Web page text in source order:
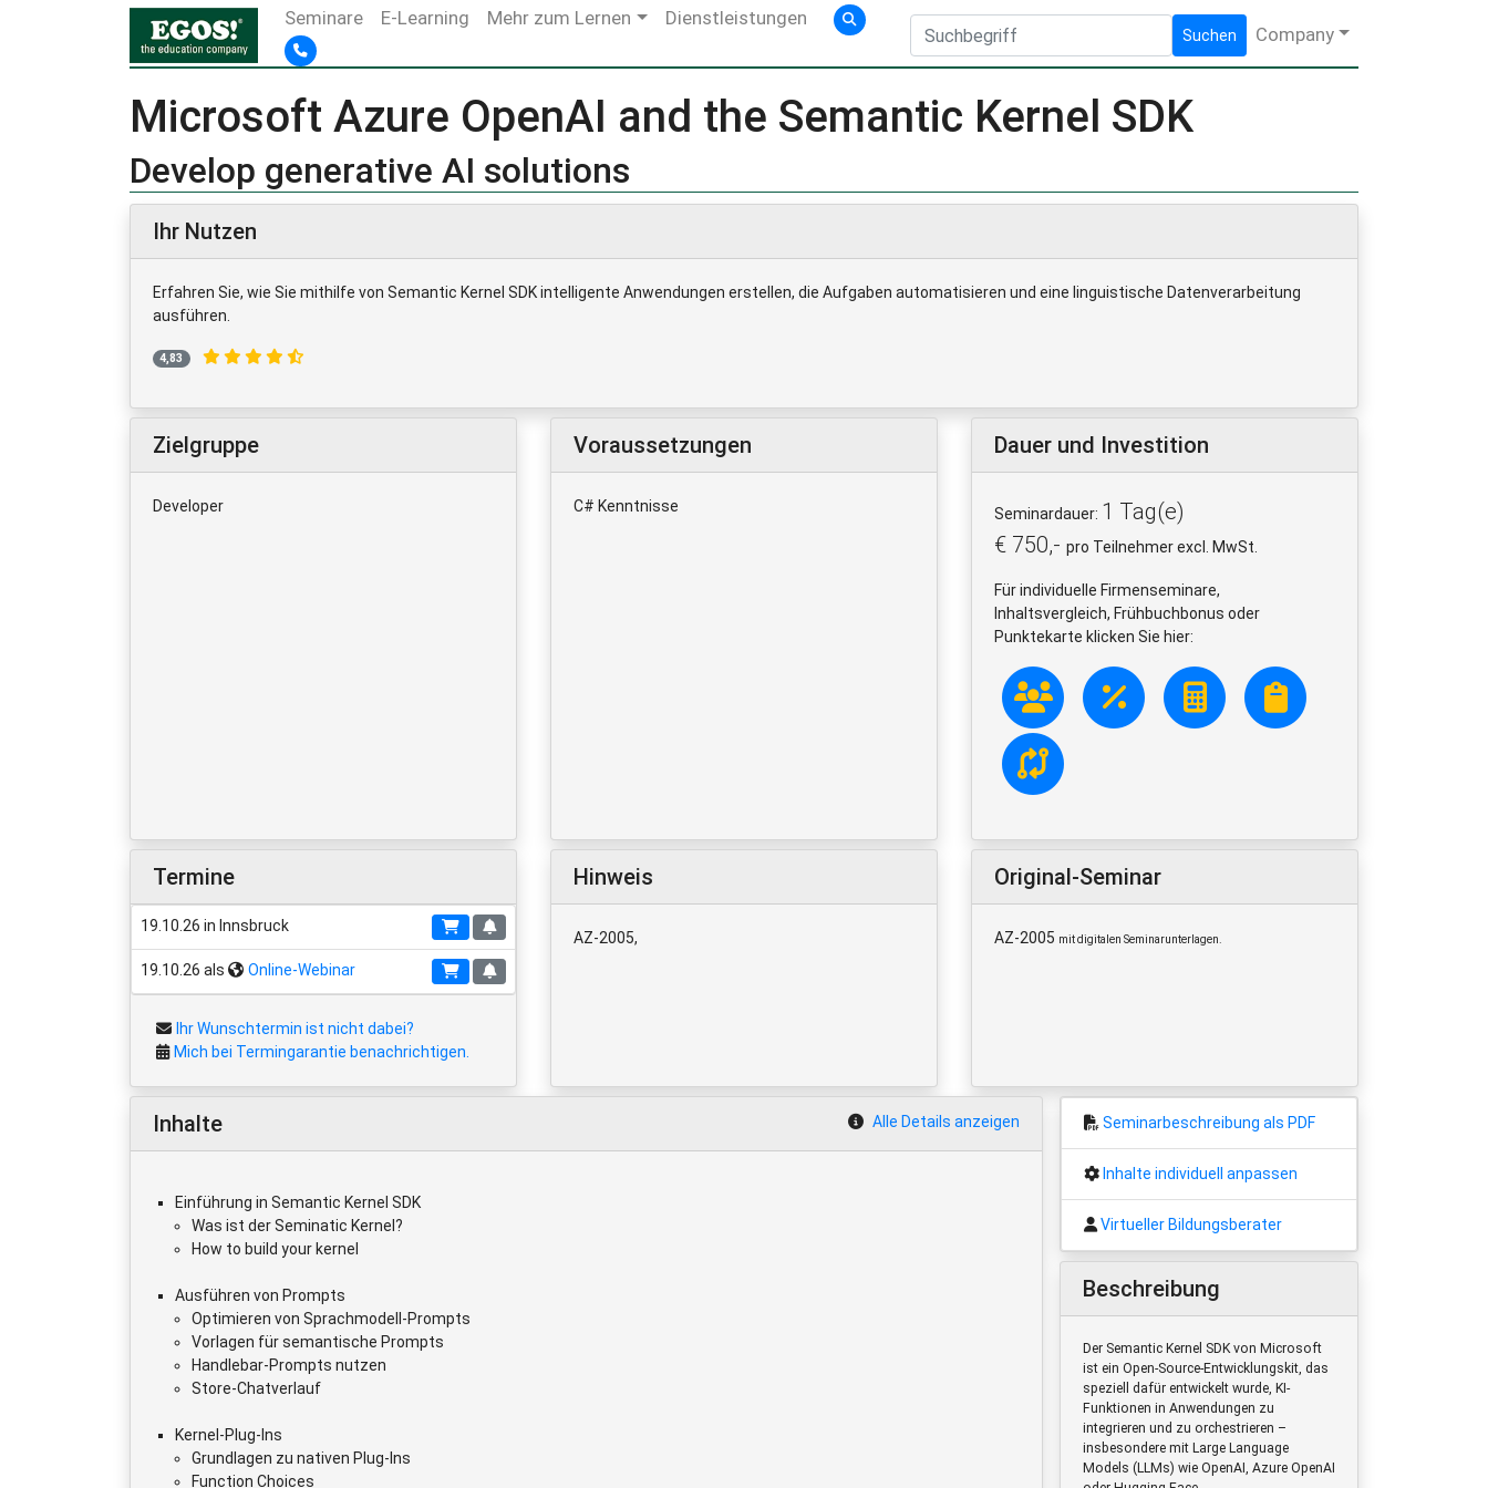
Seminare E-Learning Mehr zum Lernen Dienstleistungen
Suchen Company
Microsoft Azure OpenAI and the Semantic Kernel SDK
Develop generative AI solutions
Ihr Nutzen
Erfahren Sie, wie Sie mithilfe von Semantic Kernel SDK intelligente Anwendungen erstellen, die Aufgaben automatisieren und eine linguistische Datenverarbeitung
ausführen.
4,83
Zielgruppe
Developer
Voraussetzungen
C# Kenntnisse
Dauer und Investition
Seminardauer: 1 Tag(e)
€ 750,- pro Teilnehmer excl. MwSt.
Für individuelle Firmenseminare,
Inhaltsvergleich, Frühbuchbonus oder
Punktekarte klicken Sie hier:
Termine
19.10.26 in Innsbruck
19.10.26 als Online-Webinar
Ihr Wunschtermin ist nicht dabei?
Mich bei Termingarantie benachrichtigen.
Hinweis
AZ-2005,
Original-Seminar
AZ-2005 mit digitalen Seminarunterlagen.
Inhalte Alle Details anzeigen
Einführung in Semantic Kernel SDK
Was ist der Seminatic Kernel?
How to build your kernel
Ausführen von Prompts
Optimieren von Sprachmodell-Prompts
Vorlagen für semantische Prompts
Handlebar-Prompts nutzen
Store-Chatverlauf
Kernel-Plug-Ins
Grundlagen zu nativen Plug-Ins
Function Choices
Seminarbeschreibung als PDF
Inhalte individuell anpassen
Virtueller Bildungsberater
Beschreibung
Der Semantic Kernel SDK von Microsoft
ist ein Open-Source-Entwicklungskit, das
speziell dafür entwickelt wurde, KI-
Funktionen in Anwendungen zu
integrieren und zu orchestrieren –
insbesondere mit Large Language
Models (LLMs) wie OpenAI, Azure OpenAI